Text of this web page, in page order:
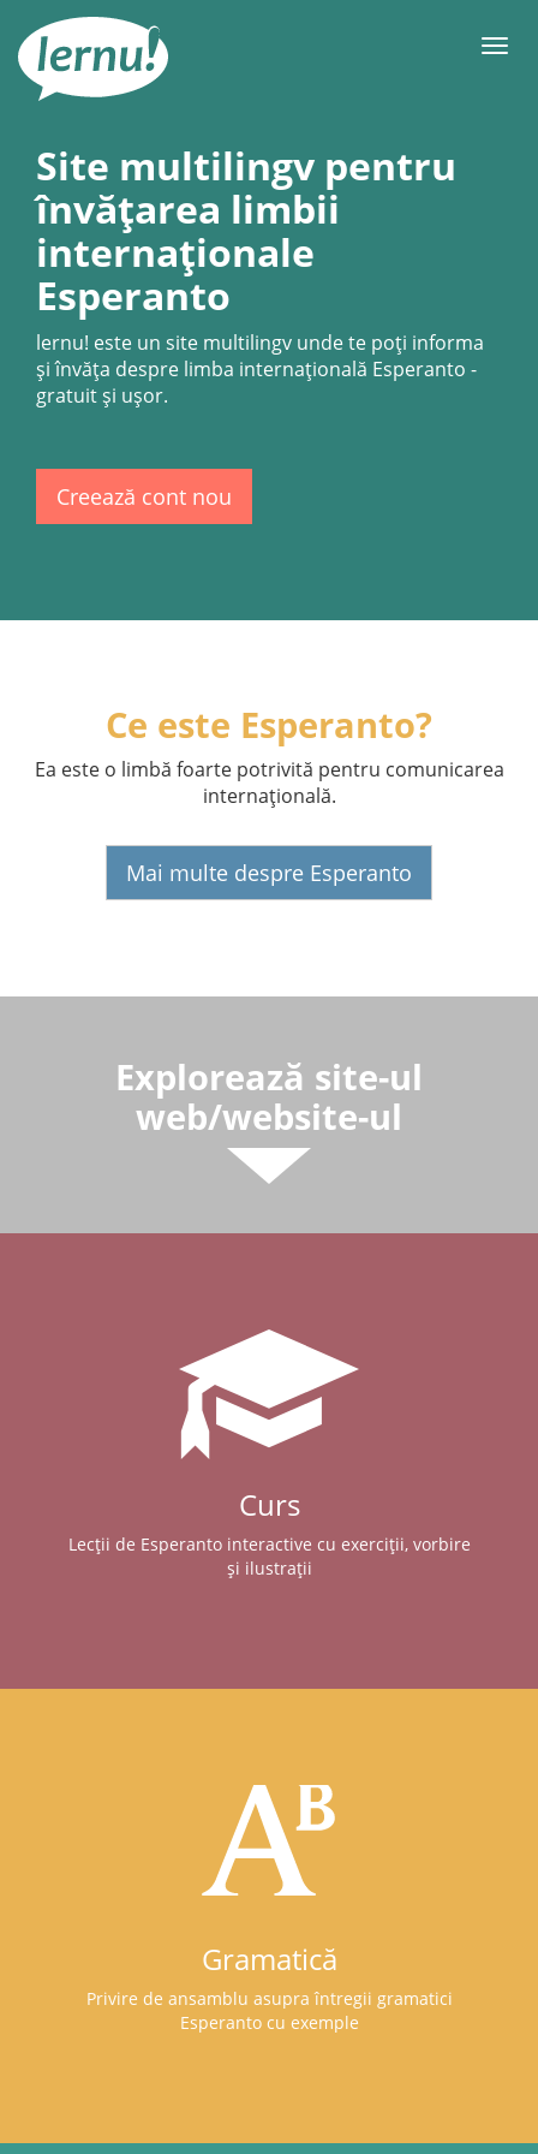
conținut
Site multilingv pentru
învățarea limbii
internaționale
Esperanto
lernu! este un site multilingv unde te poți informa
și învăța despre limba internațională Esperanto -
gratuit şi uşor.
Creează cont nou
Ce este Esperanto?
Ea este o limbă foarte potrivită pentru comunicarea
internaţională.
Mai multe despre Esperanto
Explorează site-ul
web/website-ul
Curs
Lecții de Esperanto interactive cu exerciții, vorbire
și ilustrații
Gramatică
Privire de ansamblu asupra întregii gramatici
Esperanto cu exemple